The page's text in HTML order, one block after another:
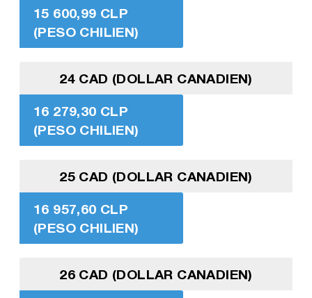
15 600,99 CLP
(PESO CHILIEN)
24 CAD (DOLLAR CANADIEN)
16 279,30 CLP
(PESO CHILIEN)
25 CAD (DOLLAR CANADIEN)
16 957,60 CLP
(PESO CHILIEN)
26 CAD (DOLLAR CANADIEN)